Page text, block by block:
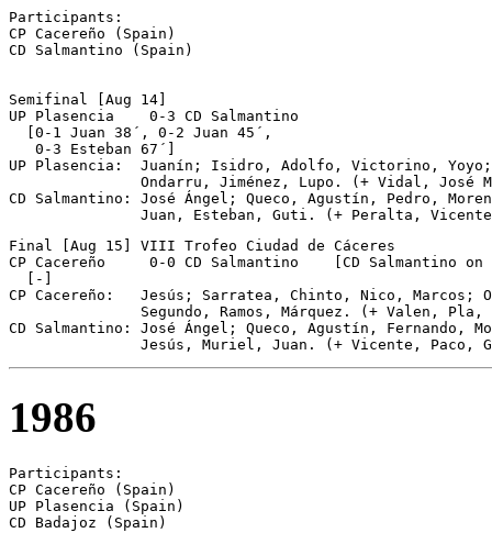
Participants:
CP Cacereño (Spain)
CD Salmantino (Spain)
Semifinal [Aug 14]
UP Plasencia	0-3 CD Salmantino
  [0-1 Juan 38´, 0-2 Juan 45´,
   0-3 Esteban 67´]
UP Plasencia:  Juanín; Isidro, Adolfo, Victorino,
Ondarru, Jiménez, Lupo. (+ Vidal, José
CD Salmantino: José Ángel; Queco, Agustín, Pedro,
Juan, Esteban, Guti. (+ Peralta,
Final [Aug 15] VIII Trofeo Ciudad de Cáceres
CP Cacereño	0-0 CD Salmantino    [CD Salmantino on pen.]
  [-]
CP Cacereño:   Jesús; Sarratea, Chinto, Nico, Marcos;
Segundo, Ramos, Márquez. (+ Valen,
CD Salmantino: José Ángel; Queco, Agustín, Fernando,
Jesús, Muriel, Juan. (+ Vicente, Paco,
1986
Participants:
CP Cacereño (Spain)
UP Plasencia (Spain)
CD Badajoz (Spain)